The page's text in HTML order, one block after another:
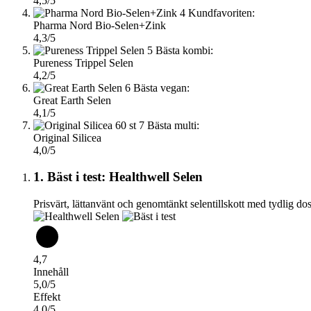
4 Kundfavoriten:
Pharma Nord Bio-Selen+Zink
4,3/5
5 Bästa kombi:
Pureness Trippel Selen
4,2/5
6 Bästa vegan:
Great Earth Selen
4,1/5
7 Bästa multi:
Original Silicea
4,0/5
1. Bäst i test: Healthwell Selen
Prisvärt, lättanvänt och genomtänkt selentillskott med tydlig
4,7
Innehåll
5,0/5
Effekt